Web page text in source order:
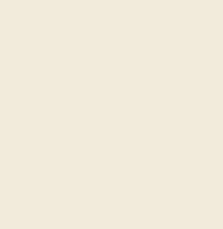
a la transformación del Estado de Michoacán